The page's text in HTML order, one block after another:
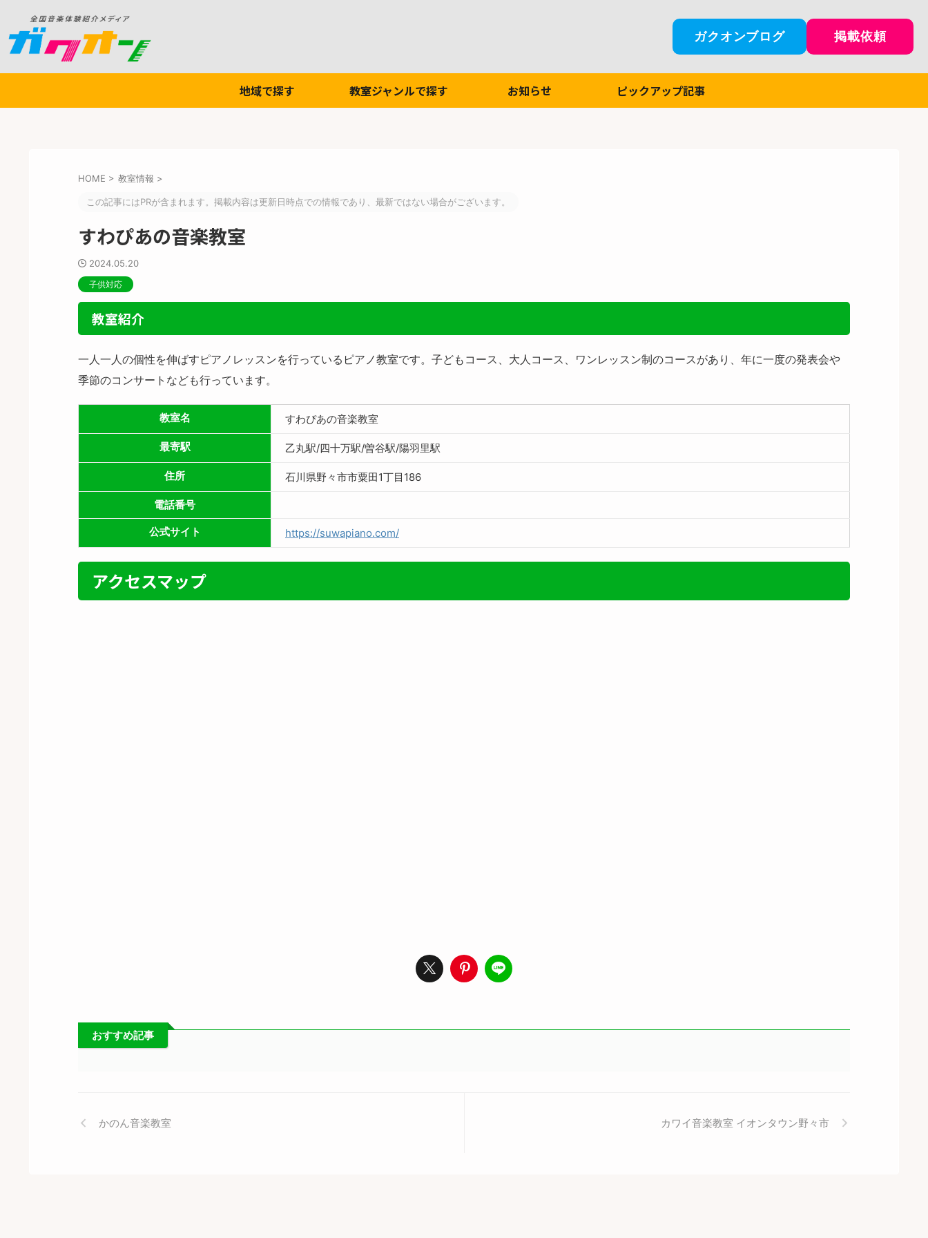
ガクオンブログ 掲載依頼
地域で探す 教室ジャンルで探す お知らせ ピックアップ記事
HOME > 教室情報 >
この記事にはPRが含まれます。掲載内容は更新日時点での情報であり、最新ではない場合がございます。
すわぴあの音楽教室
2024.05.20
子供対応
教室紹介
一人一人の個性を伸ばすピアノレッスンを行っているピアノ教室です。子どもコース、大人コース、ワンレッスン制のコースがあり、年に一度の発表会や
季節のコンサートなども行っています。
教室名 すわぴあの音楽教室
最寄駅 乙丸駅/四十万駅/曽谷駅/陽羽里駅
住所 石川県野々市市粟田1丁目186
電話番号
公式サイト https://suwapiano.com/
アクセスマップ
おすすめ記事
かのん音楽教室 カワイ音楽教室 イオンタウン野々市